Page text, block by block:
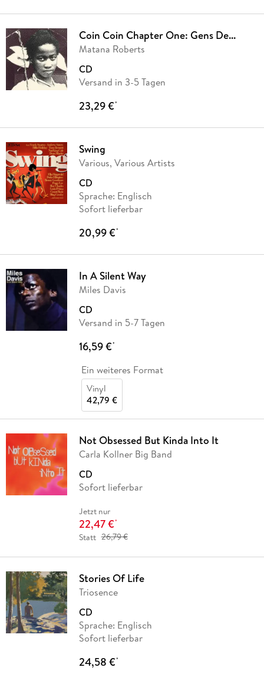
Coin Coin Chapter One: Gens De...
Matana Roberts
CD
Versand in 3-5 Tagen
23,29 €*
Swing
Various, Various Artists
CD
Sprache: Englisch
Sofort lieferbar
20,99 €*
In A Silent Way
Miles Davis
CD
Versand in 5-7 Tagen
16,59 €*
Ein weiteres Format
Vinyl
42,79 €
Not Obsessed But Kinda Into It
Carla Kollner Big Band
CD
Sofort lieferbar
Jetzt nur
22,47 €*
Statt 26,79 €
Stories Of Life
Triosence
CD
Sprache: Englisch
Sofort lieferbar
24,58 €*